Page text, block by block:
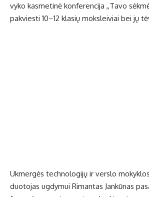
vy­ko kas­me­ti­nė kon­fe­ren­ci­ja ,,Ta­vo
pa­kvies­ti 10–12 kla­sių moks­lei­viai bei jų
Uk­mer­gės tech­no­lo­gi­jų ir ver­slo
duo­to­jas ug­dy­mui Ri­man­tas Jan­kū­nas